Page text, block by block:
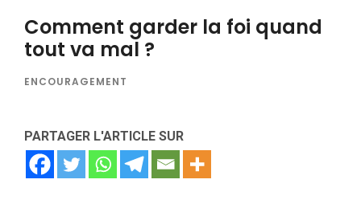
Comment garder la foi quand
tout va mal ?
ENCOURAGEMENT
PARTAGER L'ARTICLE SUR